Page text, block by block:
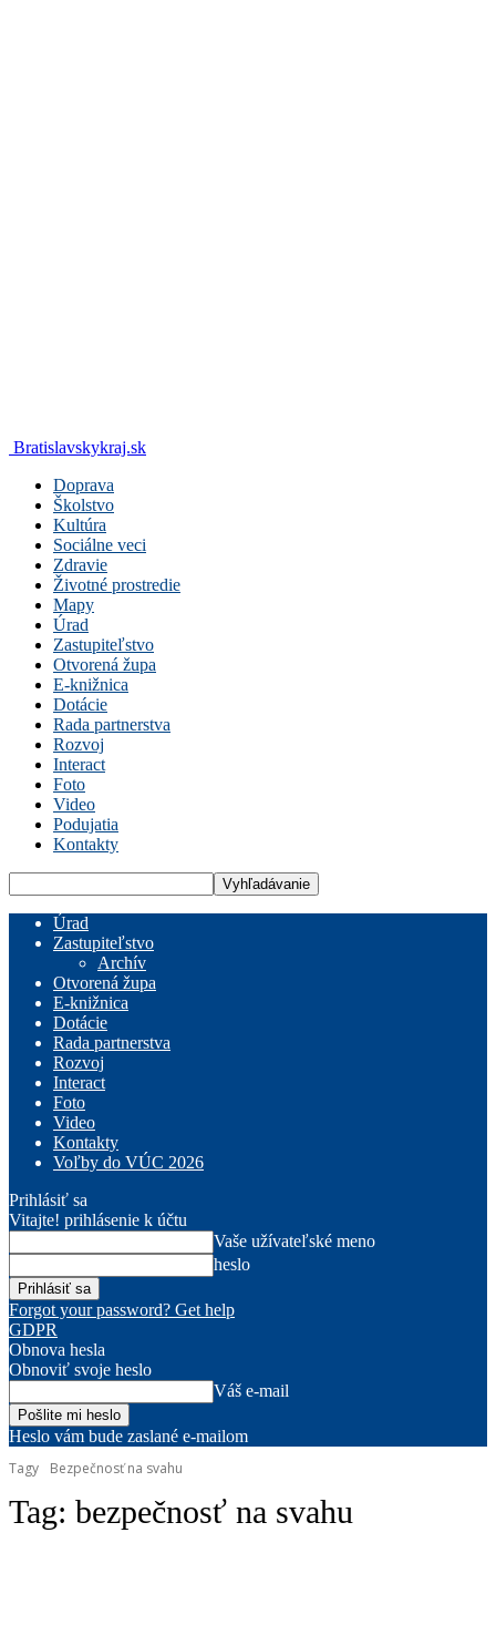
Bratislavskykraj.sk
Doprava
Školstvo
Kultúra
Sociálne veci
Zdravie
Životné prostredie
Mapy
Úrad
Zastupiteľstvo
Otvorená župa
E-knižnica
Dotácie
Rada partnerstva
Rozvoj
Interact
Foto
Video
Podujatia
Kontakty
Úrad
Zastupiteľstvo
Archív
Otvorená župa
E-knižnica
Dotácie
Rada partnerstva
Rozvoj
Interact
Foto
Video
Kontakty
Voľby do VÚC 2026
Prihlásiť sa
Vitajte! prihlásenie k účtu
Vaše užívateľské meno
heslo
Forgot your password? Get help
GDPR
Obnova hesla
Obnoviť svoje heslo
Váš e-mail
Heslo vám bude zaslané e-mailom
Tagy
Bezpečnosť na svahu
Tag: bezpečnosť na svahu